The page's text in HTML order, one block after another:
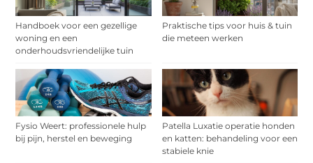
Handboek voor een gezellige
woning en een
onderhoudsvriendelijke tuin
Praktische tips voor huis & tuin
die meteen werken
Fysio Weert: professionele hulp
bij pijn, herstel en beweging
Patella Luxatie operatie honden
en katten: behandeling voor een
stabiele knie